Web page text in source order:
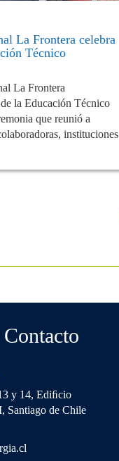
La Frontera celebra
Técnico
La Frontera
la Educación Técnico
que reunió a
instituciones
y 14, Ediﬁcio
Santiago de Chile